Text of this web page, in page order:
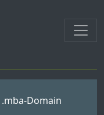
.mba-Domain